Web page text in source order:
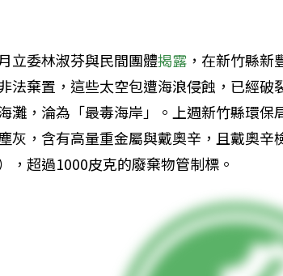
立委林淑芬與民間團體揭露 ，在新竹縣
法棄置，這些太空包遭海浪侵蝕，已經
灘，淪為「最毒海岸」。上週新竹縣環
灰，含有高量重金屬與戴奧辛，且戴奧
，超過1000皮克的廢棄物管制標。